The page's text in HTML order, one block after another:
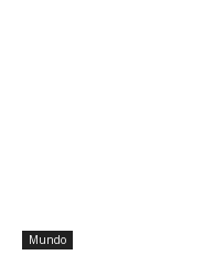
Mundo